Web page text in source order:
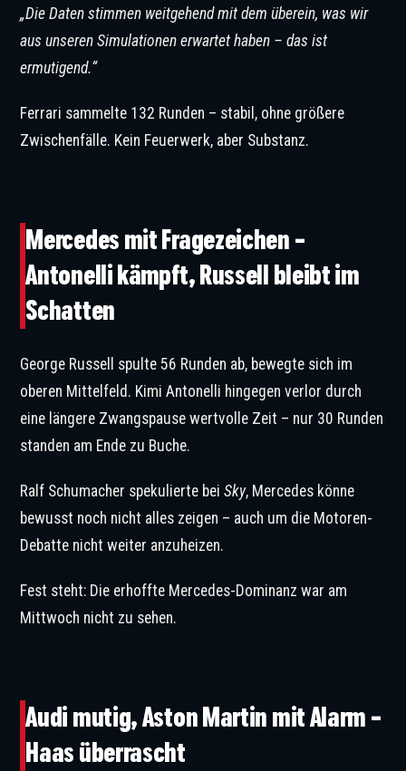
„Die Daten stimmen weitgehend mit dem überein, was wir
aus unseren Simulationen erwartet haben – das ist
ermutigend.“
Ferrari sammelte 132 Runden – stabil, ohne größere
Zwischenfälle. Kein Feuerwerk, aber Substanz.
Mercedes mit Fragezeichen –
Antonelli kämpft, Russell bleibt im
Schatten
George Russell spulte 56 Runden ab, bewegte sich im
oberen Mittelfeld. Kimi Antonelli hingegen verlor durch
eine längere Zwangspause wertvolle Zeit – nur 30 Runden
standen am Ende zu Buche.
Ralf Schumacher spekulierte beiSky, Mercedes könne
bewusst noch nicht alles zeigen – auch um die Motoren-
Debatte nicht weiter anzuheizen.
Fest steht: Die erhoffte Mercedes-Dominanz war am
Mittwoch nicht zu sehen.
Audi mutig, Aston Martin mit Alarm –
Haas überrascht